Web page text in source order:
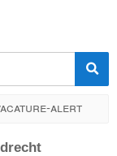
alert
Uitzendbureau